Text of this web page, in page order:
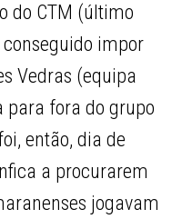
do CTM (último
impor
Vedras (equipa
para fora do grupo
então, dia de
a procurarem
jogavam